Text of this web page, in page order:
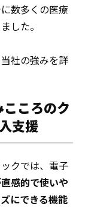
数多くの医療
した。
社の強みを詳
ころのク
支援
クでは、電子
感的で使いや
にできる機能